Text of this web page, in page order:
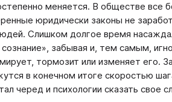
меняется. В обществе все
юридически законы не
Слишком долгое время
забывая и, тем самым,
тормозит или изменяет его.
в конечном итоге скоростью
черед и психологии сказать свое